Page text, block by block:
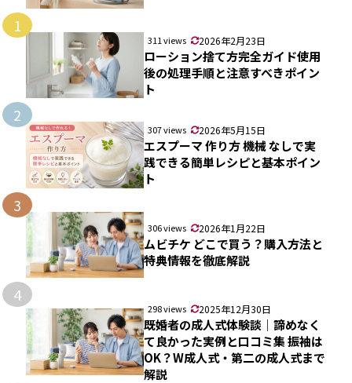
1
311 views 2026年2月23日
ローション捨て方完全ガイド使用
後の処理手順と注意すべきポイン
ト
2
307 views 2026年5月15日
エスプーマ 作り方 機械 なしで実
践できる簡単レシピと基本ポイン
ト
3
306 views 2026年1月22日
ムビチケ どこで買う？購入方法と
特典情報を徹底解説
4
298 views 2025年12月30日
既婚者の成人式体験談｜諦めなく
て良かった実例と口コミ集 振袖は
OK？W成人式・第二の成人式まで
解説